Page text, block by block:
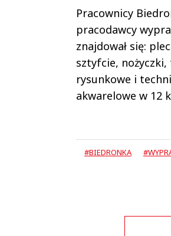
Pracownicy
pracodawcy
znajdował się:
sztyfcie,
rysunkowe i
akwarelowe w 12
#BIEDRONKA